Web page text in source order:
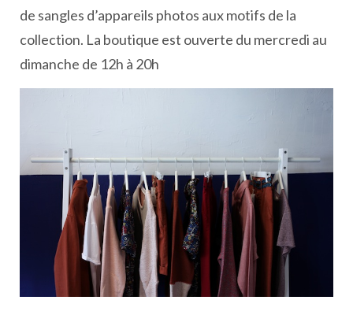
de sangles d’appareils photos aux motifs de la
collection. La boutique est ouverte du mercredi au
dimanche de 12h à 20h